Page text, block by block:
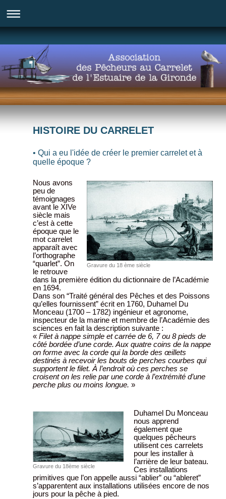
HISTOIRE DU CARRELET
• Qui a eu l'idée de créer le premier carrelet et à
quelle époque ?
Gravure du 18 ème siècle
Nous avons
peu de
témoignages
avant le XIVe
siècle mais
c’est à cette
époque que le
mot carrelet
apparaît avec
l’orthographe
“quarlet”. On
le retrouve
dans la première édition du dictionnaire de l’Académie
en 1694.
Dans son “Traité général des Pêches et des Poissons
qu’elles fournissent” écrit en 1760, Duhamel Du
Monceau (1700 – 1782) ingénieur et agronome,
inspecteur de la marine et membre de l’Académie des
sciences en fait la description suivante :
« Filet à nappe simple et carrée de 6, 7 ou 8 pieds de
côté bordée d’une corde. Aux quatre coins de la nappe
on forme avec la corde qui la borde des œillets
destinés à recevoir les bouts de perches courbes qui
supportent le filet. À l’endroit où ces perches se
croisent on les relie par une corde à l’extrémité d’une
perche plus ou moins longue. »
Gravure du 18ème siècle
Duhamel Du Monceau
nous apprend
également que
quelques pêcheurs
utilisent ces carrelets
pour les installer à
l’arrière de leur bateau.
Ces installations
primitives que l’on appelle aussi “ablier” ou “ableret”
s’apparentent aux installations utilisées encore de nos
jours pour la pêche à pied.